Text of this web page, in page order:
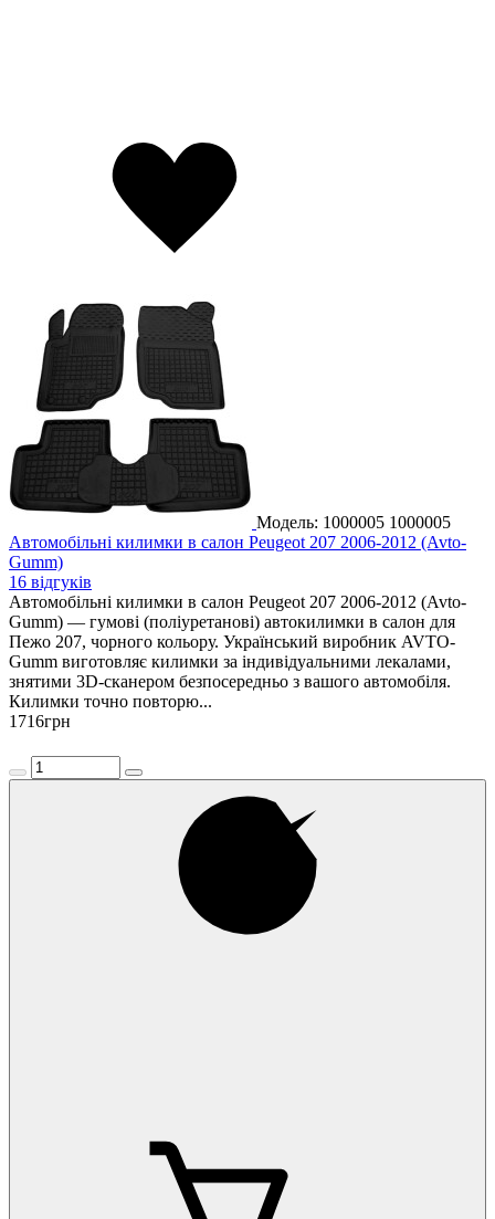
Модель: 1000005 1000005
Автомобільні килимки в салон Peugeot 207 2006-2012 (Avto-
Gumm)
16 відгуків
Автомобільні килимки в салон Peugeot 207 2006-2012 (Avto-
Gumm) — гумові (поліуретанові) автокилимки в салон для
Пежо 207, чорного кольору. Український виробник AVTO-
Gumm виготовляє килимки за індивідуальними лекалами,
знятими 3D-сканером безпосередньо з вашого автомобіля.
Килимки точно повторю...
1716грн